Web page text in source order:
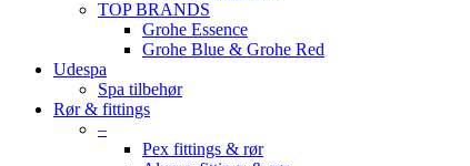
TOP BRANDS
Grohe Essence
Grohe Blue & Grohe Red
Udespa
Spa tilbehør
Rør & fittings
–
Pex fittings & rør